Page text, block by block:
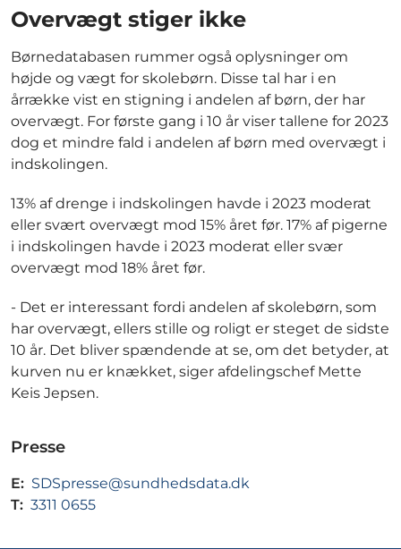
Overvægt stiger ikke
Børnedatabasen rummer også oplysninger om
højde og vægt for skolebørn. Disse tal har i en
årrække vist en stigning i andelen af børn, der har
overvægt. For første gang i 10 år viser tallene for 2023
dog et mindre fald i andelen af børn med overvægt i
indskolingen.
13% af drenge i indskolingen havde i 2023 moderat
eller svært overvægt mod 15% året før. 17% af pigerne
i indskolingen havde i 2023 moderat eller svær
overvægt mod 18% året før.
- Det er interessant fordi andelen af skolebørn, som
har overvægt, ellers stille og roligt er steget de sidste
10 år. Det bliver spændende at se, om det betyder, at
kurven nu er knækket, siger afdelingschef Mette
Keis Jepsen.
Presse
E: SDSpresse@sundhedsdata.dk
T: 3311 0655